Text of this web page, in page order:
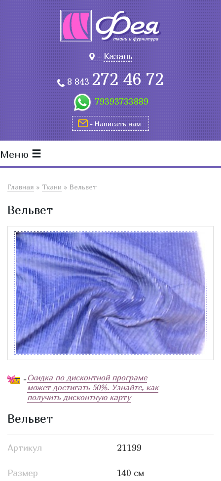
-Казань
8 843272 46 72
79393733889
- Написать нам
Меню
Главная » Ткани » Вельвет
Вельвет
- Скидка по дисконтной програме
может достигать 50%. Узнайте, как
получить дисконтную карту
Вельвет
Артикул 21199
Размер 140 см